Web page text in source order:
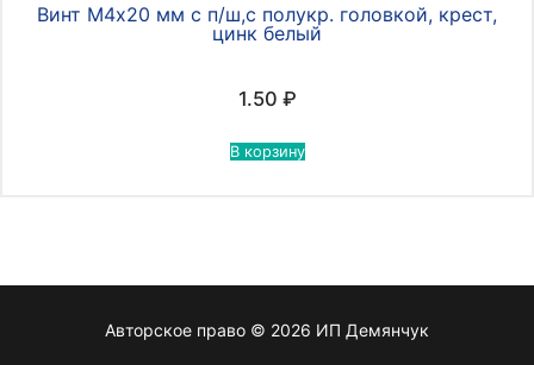
Винт М4х20 мм с п/ш,с полукр. головкой, крест,
цинк белый
1.50 ₽
В корзину
Авторское право © 2026 ИП Демянчук